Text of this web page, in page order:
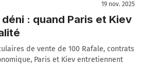
19 nov. 2025
: quand Paris et Kiev
de vente de 100 Rafale, contrats
Paris et Kiev entretiennent